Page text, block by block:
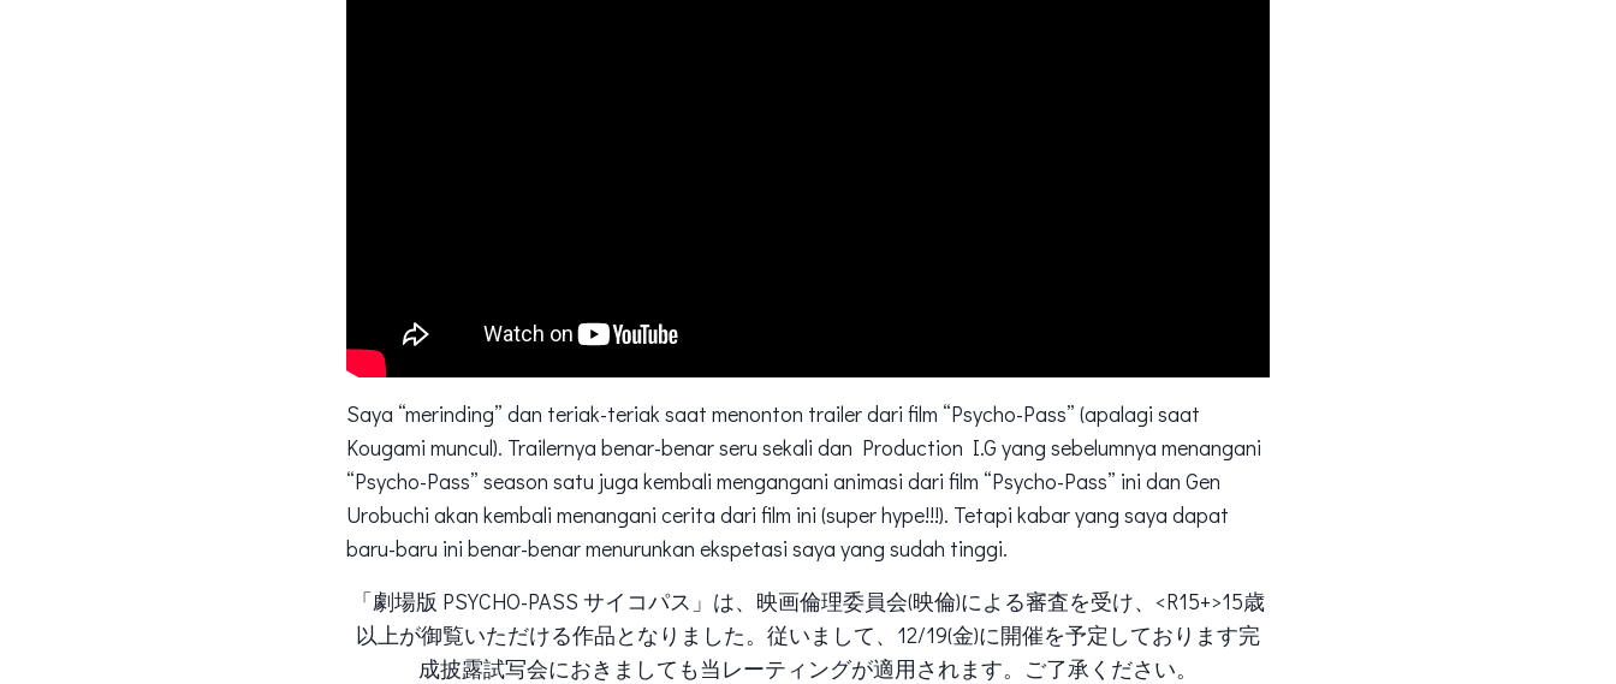
Saya “merinding” dan teriak-teriak saat menonton trailer dari film “Psycho-Pass” (apalagi saat
Kougami muncul). Trailernya benar-benar seru sekali dan Production I.G yang sebelumnya menangani
“Psycho-Pass” season satu juga kembali mengangani animasi dari film “Psycho-Pass” ini dan Gen
Urobuchi akan kembali menangani cerita dari film ini (super hype!!!). Tetapi kabar yang saya dapat
baru-baru ini benar-benar menurunkan ekspetasi saya yang sudah tinggi.
「劇場版 PSYCHO-PASS サイコパス」は、映画倫理委員会(映倫)による審査を受け、<R15+>15歳
以上が御覧いただける作品となりました。従いまして、12/19(金)に開催を予定しております完
成披露試写会におきましても当レーティングが適用されます。ご了承ください。